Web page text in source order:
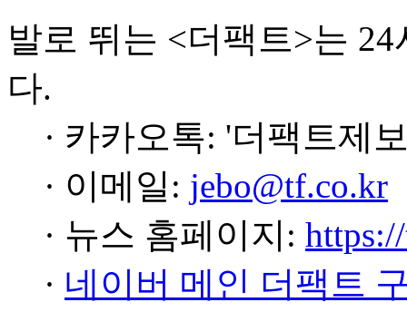
발로 뛰는 <더팩트>는
다.
· 카카오톡: '더팩트제
· 이메일: jebo@tf.co.kr
· 뉴스 홈페이지:
· 네이버 메인 더팩트